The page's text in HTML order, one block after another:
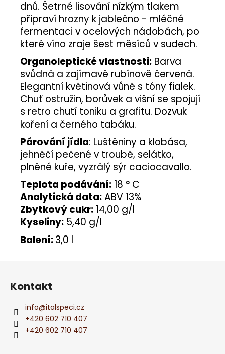
dnů. Šetrné lisování nízkým tlakem
připraví hrozny k jablečno - mléčné
fermentaci v ocelových nádobách, po
které víno zraje šest měsíců v sudech.
Organoleptické vlastnosti: Barva
svůdná a zajímavě rubínově červená.
Elegantní květinová vůně s tóny fialek.
Chuť ostružin, borůvek a višní se spojují
s retro chutí toniku a grafitu. Dozvuk
koření a černého tabáku.
Párování jídla: Luštěniny a klobása,
jehněčí pečené v troubě, selátko,
plněné kuře, vyzrálý sýr caciocavallo.
Teplota podávání: 18 ° C
Analytická data:ABV 13%
Zbytkový cukr: 14,00 g/l
Kyseliny: 5,40 g/l
Balení:3,0 l
Z
Kontakt
info@italspeci.cz
+420 602 710 407
+420 602 710 407